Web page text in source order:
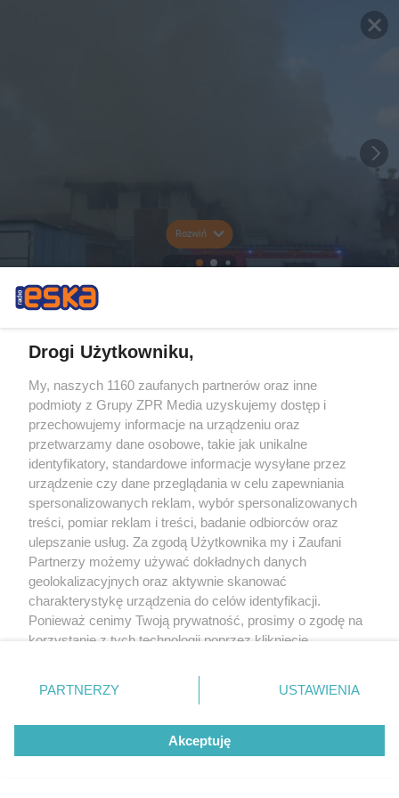
Rozwiń
Drogi Użytkowniku,
My, naszych 1160 zaufanych partnerów oraz inne
podmioty z Grupy ZPR Media uzyskujemy dostęp i
przechowujemy informacje na urządzeniu oraz
przetwarzamy dane osobowe, takie jak unikalne
identyfikatory, standardowe informacje wysyłane przez
urządzenie czy dane przeglądania w celu zapewniania
spersonalizowanych reklam, wybór spersonalizowanych
treści, pomiar reklam i treści, badanie odbiorców oraz
ulepszanie usług. Za zgodą Użytkownika my i Zaufani
Partnerzy możemy używać dokładnych danych
geolokalizacyjnych oraz aktywnie skanować
charakterystykę urządzenia do celów identyfikacji.
Ponieważ cenimy Twoją prywatność, prosimy o zgodę na
korzystanie z tych technologii poprzez kliknięcie
zmienić/wycofać klikając przycisk ustawień prywatności
znajdujący się w lewym dolnym rogu strony
rodzaje przetwarzania danych nie wymagają zgody
użytkownika, ale masz prawo sprzeciwić się takiemu
przetwarzaniu. Preferencje będą miały zastosowanie tylko
PARTNERZY USTAWIENIA
Akceptuję